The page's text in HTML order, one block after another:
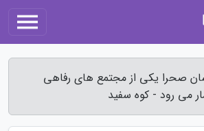
صحرا یکی از مجتمع های رفاهی
می رود - کوه سفید